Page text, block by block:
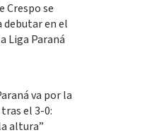
Crespo se
debutar en el
Liga Paraná
va por la
el 3-0:
altura”